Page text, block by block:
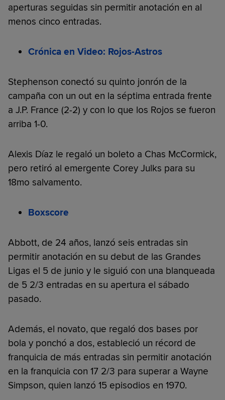
aperturas seguidas sin permitir anotación en al
menos cinco entradas.
Crónica en Video: Rojos-Astros
Stephenson conectó su quinto jonrón de la
campaña con un out en la séptima entrada frente
a J.P. France (2-2) y con lo que los Rojos se fueron
arriba 1-0.
Alexis Díaz le regaló un boleto a Chas McCormick,
pero retiró al emergente Corey Julks para su
18mo salvamento.
Boxscore
Abbott, de 24 años, lanzó seis entradas sin
permitir anotación en su debut de las Grandes
Ligas el 5 de junio y le siguió con una blanqueada
de 5 2/3 entradas en su apertura el sábado
pasado.
Además, el novato, que regaló dos bases por
bola y ponchó a dos, estableció un récord de
franquicia de más entradas sin permitir anotación
en la franquicia con 17 2/3 para superar a Wayne
Simpson, quien lanzó 15 episodios en 1970.